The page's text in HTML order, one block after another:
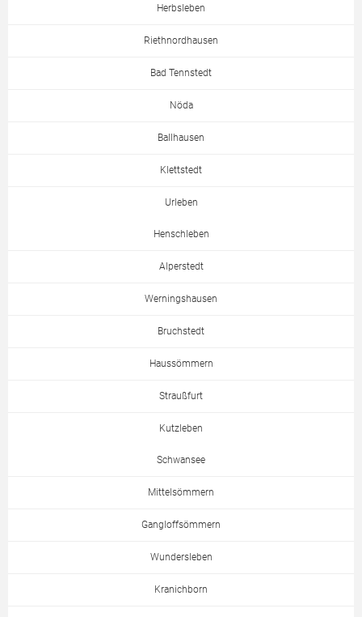
Herbsleben
Riethnordhausen
Bad Tennstedt
Nöda
Ballhausen
Klettstedt
Urleben
Henschleben
Alperstedt
Werningshausen
Bruchstedt
Haussömmern
Straußfurt
Kutzleben
Schwansee
Mittelsömmern
Gangloffsömmern
Wundersleben
Kranichborn